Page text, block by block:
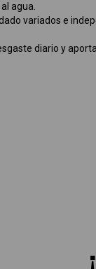
agua.
variados e
diario y